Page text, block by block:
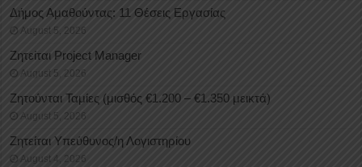
Δήμος Αμαθούντας: 11 Θέσεις Εργασίας
August 5, 2026
Ζητείται Project Manager
August 5, 2026
Ζητούνται Ταμίες (μισθός €1.200 – €1.350 μεικτά)
August 5, 2026
Ζητείται Υπεύθυνος/η Λογιστηρίου
August 4, 2026